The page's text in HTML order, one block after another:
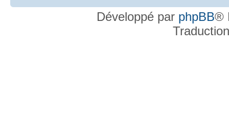
Développé par phpBB®